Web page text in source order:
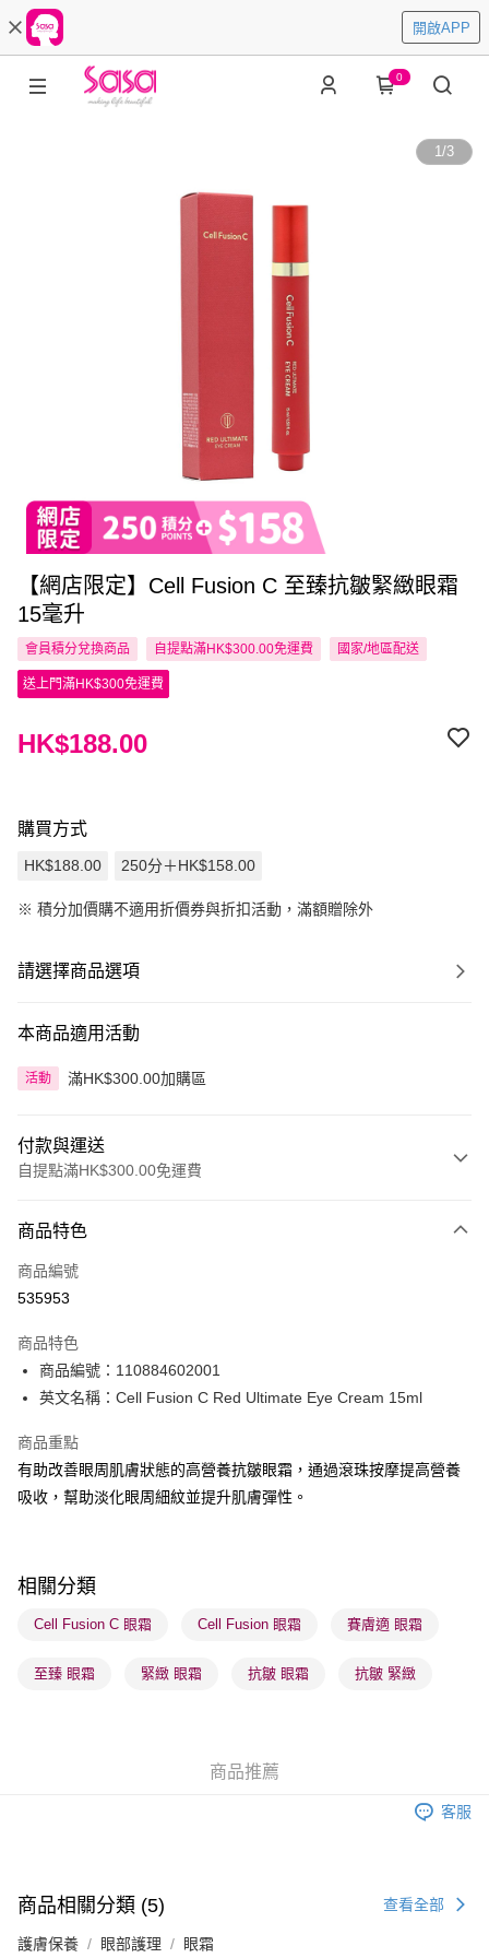
開啟APP
0
1/3
【網店限定】Cell Fusion C 至臻抗皺緊緻眼霜
15毫升
會員積分兌換商品 自提點滿HK$300.00免運費 國家/地區配送
送上門滿HK$300免運費
HK$188.00
購買方式
HK$188.00 250分＋HK$158.00
※ 積分加價購不適用折價券與折扣活動，滿額贈除外
請選擇商品選項
本商品適用活動
活動 滿HK$300.00加購區
付款與運送
自提點滿HK$300.00免運費
信用卡
Apple Pay
PayMe
WeChat Pay
BoC Pay
送貨方式
每筆HK$65.00，滿HK$300.00或以上免運費
確認發貨後1-3 工作天送達，訂單將隨機分配至SF順豐速運或京東
(香港門市) 只顯示可選門市。確認發貨後2-5個工作天到店，3天內
取。逾期會取消訂單，並不會安排重寄
商品特色
商品編號
535953
商品特色
商品編號：110884602001
英文名稱：Cell Fusion C Red Ultimate Eye Cream 15ml
商品重點
有助改善眼周肌膚狀態的高營養抗皺眼霜，通過滾珠按摩提高營養
吸收，幫助淡化眼周細紋並提升肌膚彈性。
相關分類
Cell Fusion C 眼霜 Cell Fusion 眼霜 賽膚適 眼霜
至臻 眼霜 緊緻 眼霜 抗皺 眼霜 抗皺 緊緻
商品推薦
客服
商品相關分類 (5) 查看全部
護膚保養 眼部護理 眼霜